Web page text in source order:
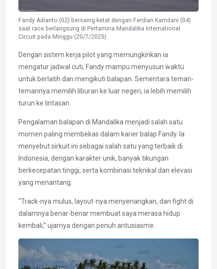
Fandy Adianto (02) bersaing ketat dengan Ferdian Kamdani (04)
saat race berlangsung di Pertamina Mandalika International
Circuit pada Minggu (20/7/2025).
Dengan sistem kerja pilot yang memungkinkan ia
mengatur jadwal cuti, Fandy mampu menyusun waktu
untuk berlatih dan mengikuti balapan. Sementara teman-
temannya memilih liburan ke luar negeri, ia lebih memilih
turun ke lintasan.
Pengalaman balapan di Mandalika menjadi salah satu
momen paling membekas dalam karier balap Fandy. Ia
menyebut sirkuit ini sebagai salah satu yang terbaik di
Indonesia, dengan karakter unik, banyak tikungan
berkecepatan tinggi, serta kombinasi teknikal dan elevasi
yang menantang.
“Track-nya mulus, layout-nya menyenangkan, dan fight di
dalamnya benar-benar membuat saya merasa hidup
kembali,” ujarnya dengan penuh antusiasme.